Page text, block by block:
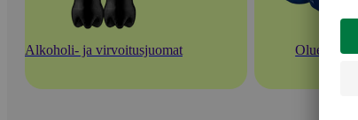
Alkoholi- ja virvoitusjuomat Oluet